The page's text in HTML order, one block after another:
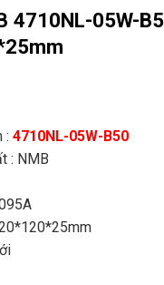
4710NL-05W-
: 4710NL-05W-B50
: NMB
4710NL-05W-B50